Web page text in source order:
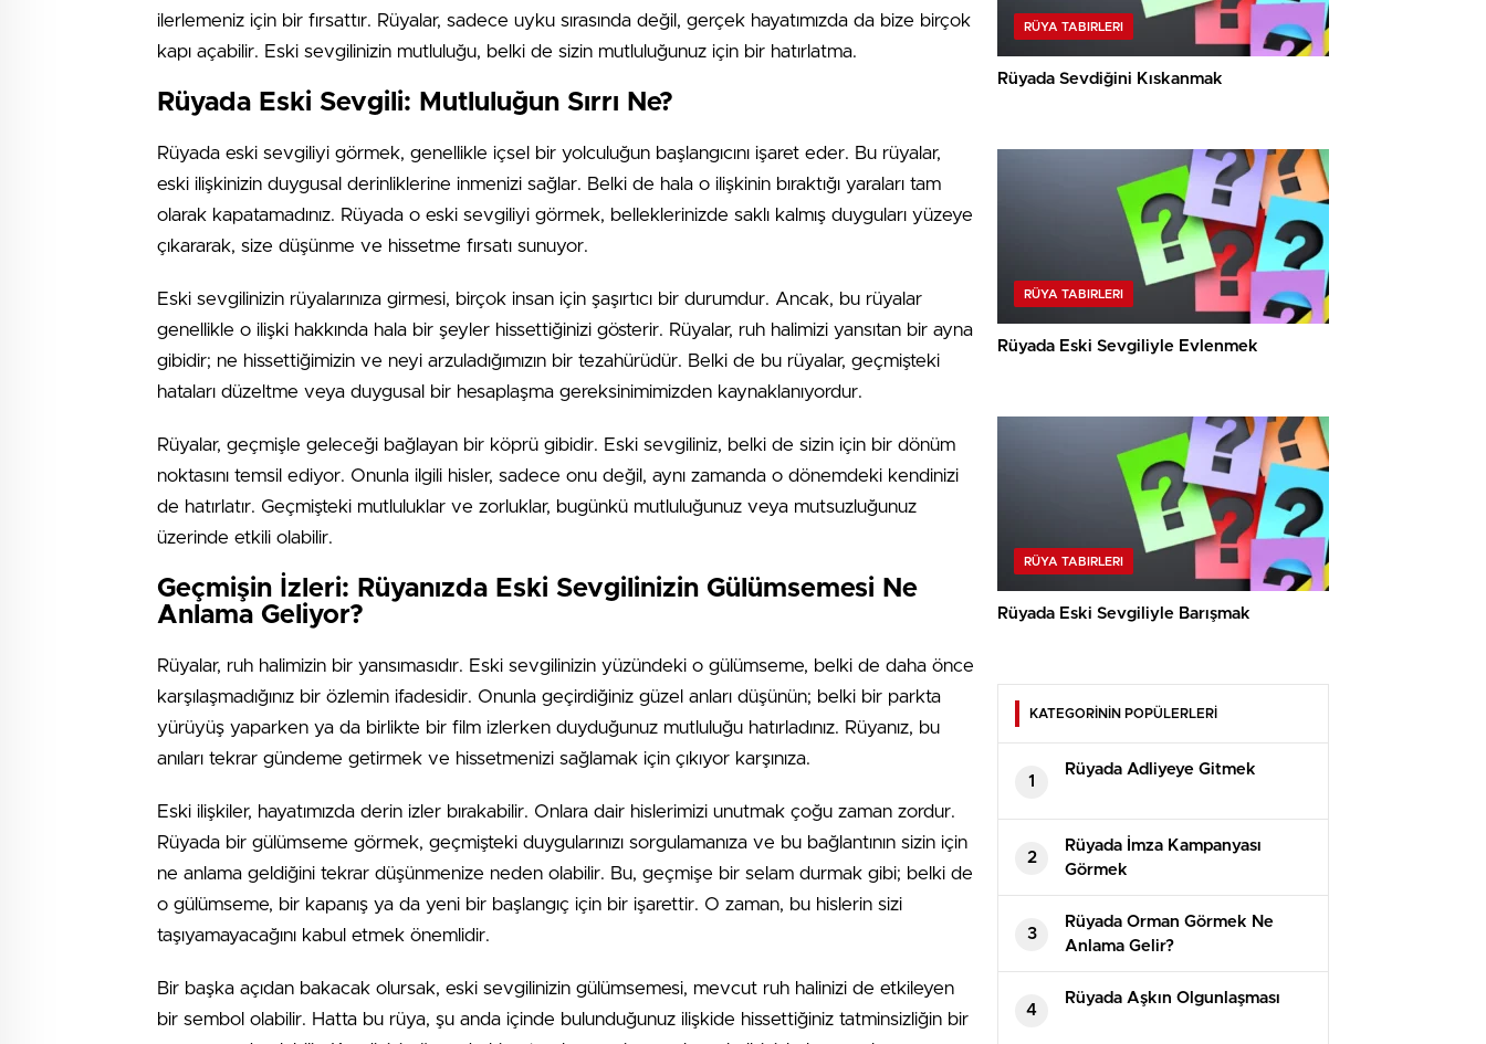
ilerlemeniz için bir fırsattır. Rüyalar, sadece uyku sırasında değil, gerçek hayatımızda da bize birçok
kapı açabilir. Eski sevgilinizin mutluluğu, belki de sizin mutluluğunuz için bir hatırlatma.
Rüyada Eski Sevgili: Mutluluğun Sırrı Ne?
Rüyada eski sevgiliyi görmek, genellikle içsel bir yolculuğun başlangıcını işaret eder. Bu rüyalar,
eski ilişkinizin duygusal derinliklerine inmenizi sağlar. Belki de hala o ilişkinin bıraktığı yaraları tam
olarak kapatamadınız. Rüyada o eski sevgiliyi görmek, belleklerinizde saklı kalmış duyguları yüzeye
çıkararak, size düşünme ve hissetme fırsatı sunuyor.
Eski sevgilinizin rüyalarınıza girmesi, birçok insan için şaşırtıcı bir durumdur. Ancak, bu rüyalar
genellikle o ilişki hakkında hala bir şeyler hissettiğinizi gösterir. Rüyalar, ruh halimizi yansıtan bir ayna
gibidir; ne hissettiğimizin ve neyi arzuladığımızın bir tezahürüdür. Belki de bu rüyalar, geçmişteki
hataları düzeltme veya duygusal bir hesaplaşma gereksinimimizden kaynaklanıyordur.
Rüyalar, geçmişle geleceği bağlayan bir köprü gibidir. Eski sevgiliniz, belki de sizin için bir dönüm
noktasını temsil ediyor. Onunla ilgili hisler, sadece onu değil, aynı zamanda o dönemdeki kendinizi
de hatırlatır. Geçmişteki mutluluklar ve zorluklar, bugünkü mutluluğunuz veya mutsuzluğunuz
üzerinde etkili olabilir.
Geçmişin İzleri: Rüyanızda Eski Sevgilinizin Gülümsemesi Ne
Anlama Geliyor?
Rüyalar, ruh halimizin bir yansımasıdır. Eski sevgilinizin yüzündeki o gülümseme, belki de daha önce
karşılaşmadığınız bir özlemin ifadesidir. Onunla geçirdiğiniz güzel anları düşünün; belki bir parkta
yürüyüş yaparken ya da birlikte bir film izlerken duyduğunuz mutluluğu hatırladınız. Rüyanız, bu
anıları tekrar gündeme getirmek ve hissetmenizi sağlamak için çıkıyor karşınıza.
Eski ilişkiler, hayatımızda derin izler bırakabilir. Onlara dair hislerimizi unutmak çoğu zaman zordur.
Rüyada bir gülümseme görmek, geçmişteki duygularınızı sorgulamanıza ve bu bağlantının sizin için
ne anlama geldiğini tekrar düşünmenize neden olabilir. Bu, geçmişe bir selam durmak gibi; belki de
o gülümseme, bir kapanış ya da yeni bir başlangıç için bir işarettir. O zaman, bu hislerin sizi
taşıyamayacağını kabul etmek önemlidir.
Bir başka açıdan bakacak olursak, eski sevgilinizin gülümsemesi, mevcut ruh halinizi de etkileyen
bir sembol olabilir. Hatta bu rüya, şu anda içinde bulunduğunuz ilişkide hissettiğiniz tatminsizliğin bir
RÜYA TABIRLERI
Rüyada Sevdiğini Kıskanmak
RÜYA TABIRLERI
Rüyada Eski Sevgiliyle Evlenmek
RÜYA TABIRLERI
Rüyada Eski Sevgiliyle Barışmak
KATEGORİNİN POPÜLERLERİ
1
Rüyada Adliyeye Gitmek
2
Rüyada İmza Kampanyası
Görmek
3
Rüyada Orman Görmek Ne
Anlama Gelir?
4
Rüyada Aşkın Olgunlaşması